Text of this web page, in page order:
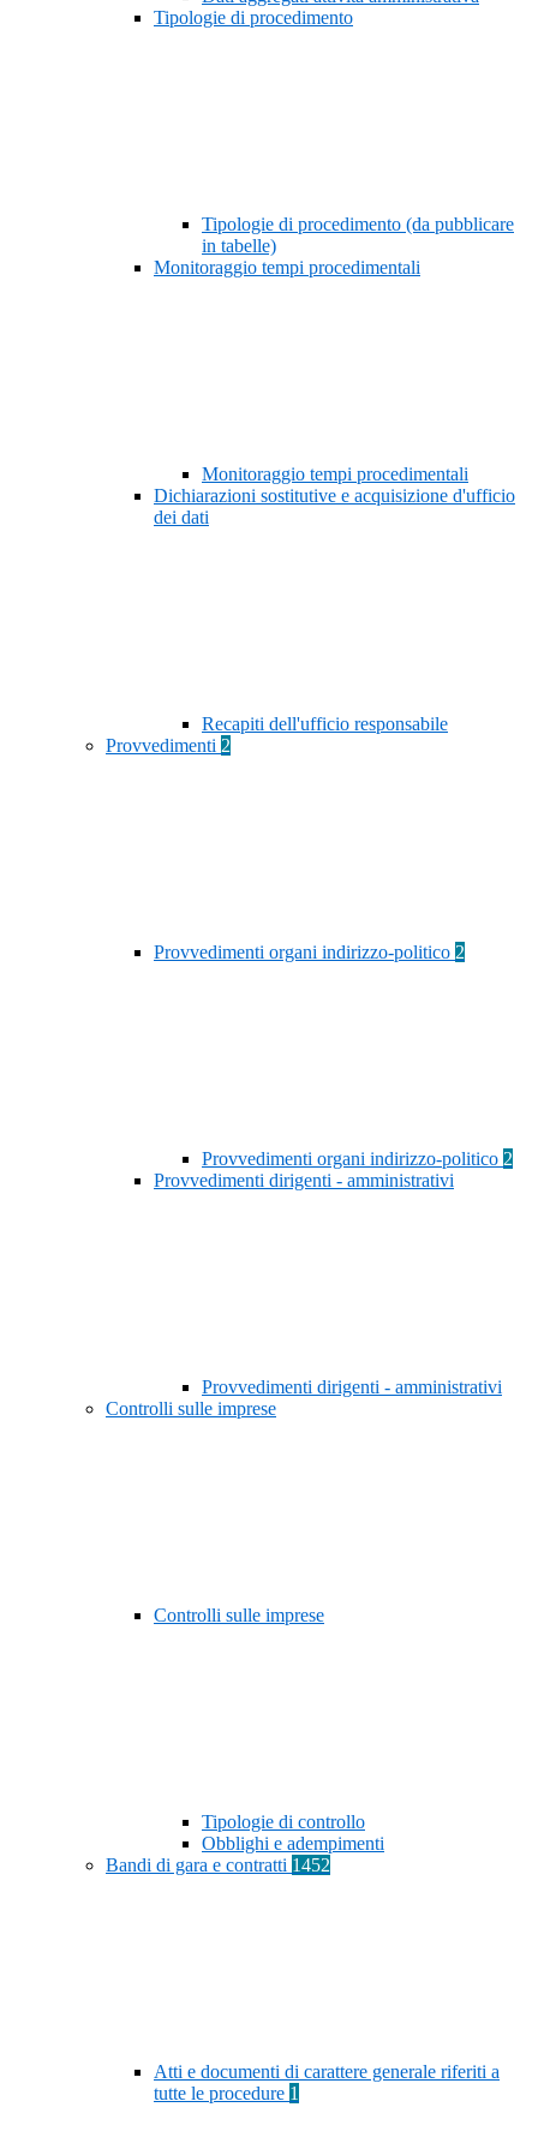
Tipologie di procedimento
Tipologie di procedimento (da pubblicare
in tabelle)
Monitoraggio tempi procedimentali
Monitoraggio tempi procedimentali
Dichiarazioni sostitutive e acquisizione d'ufficio
dei dati
Recapiti dell'ufficio responsabile
Provvedimenti 2
Provvedimenti organi indirizzo-politico 2
Provvedimenti organi indirizzo-politico 2
Provvedimenti dirigenti - amministrativi
Provvedimenti dirigenti - amministrativi
Controlli sulle imprese
Controlli sulle imprese
Tipologie di controllo
Obblighi e adempimenti
Bandi di gara e contratti 1452
Atti e documenti di carattere generale riferiti a
tutte le procedure 1